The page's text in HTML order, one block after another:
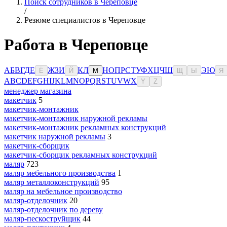
Поиск сотрудников в Череповце
/
Резюме специалистов в Череповце
Работа в Череповце
АБВГДЕ Ё ЖЗИ Й КЛ М НОПРСТУФХЦЧШ Ы ЭЮ Я
ABCDEFGHIJKLMNOPQRSTUVWX Y Z
мeнeджeр мaгaзинa
макетчик 5
макетчик-монтажник
макетчик-монтажник наружной рекламы
макетчик-монтажник рекламных конструкций
макетчик наружной рекламы 3
макетчик-сборщик
макетчик-сборщик рекламных конструкций
маляр 723
маляр мебельного производства 1
маляр металлоконструкций 95
маляр на мебельное производство
маляр-отделочник 20
маляр-отделочник по дереву
маляр-пескоструйщик 44